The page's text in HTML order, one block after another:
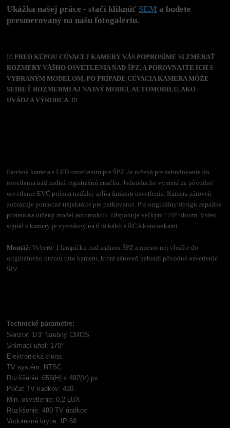
Ukážka našej práce - stačí kliknúť SEM a budete
presmerovaný na našu fotogalériu.
!!! PRED KÚPOU CÚVACEJ KAMERY VÁS POPROSÍME SI ZMERAŤ
ROZMERY VÁŠHO OSVETLENIA NAD ŠPZ, A POROVNAJTE ICH S
VYBRANÝM MODELOM, PO PRÍPADE CÚVACIA KAMERA MÔŽE
SEDIEŤ ROZMERMI AJ NA INÝ MODEL AUTOMOBILU, AKO
UVÁDZA VÝROBCA. !!!
Farebná kamera s LED osvetlením pre ŠPZ. Je určená pre zabudovanie do
osvetlenia nad zadnú registračnú značku. Jednoducho vymení za pôvodné
osvetlenie EVČ pričom naďalej spĺňa funkciu osvetlenia. Kamera zároveň
zobrazuje pomocné trajektórie pre parkovanie. Pre originálny design zapadne
priamo na určený model automobilu. Disponuje veľkým 170° uhlom. Video
signál z kamery je vyvedený na 6 m kábli s RCA koncovkami.
Montáž: Vyberte 1 lampičku nad zadnou ŠPZ a miesto nej vložíte do
originálneho otvoru túto kameru, ktorá zároveň nahradí pôvodné osvetlenie
ŠPZ.
Technické parametre:
Senzor: 1/3“ farebný CMOS
Snímací uhol: 170°
Elektronická clona
TV systém: NTSC
Rozlíšenie: 656(H) x 492(V) px
Počet TV riadkov: 420
Min. osvetlenie: 0,2 LUX
Rozlíšenie: 480 TV riadkov
Vodotesné krytie: IP 68